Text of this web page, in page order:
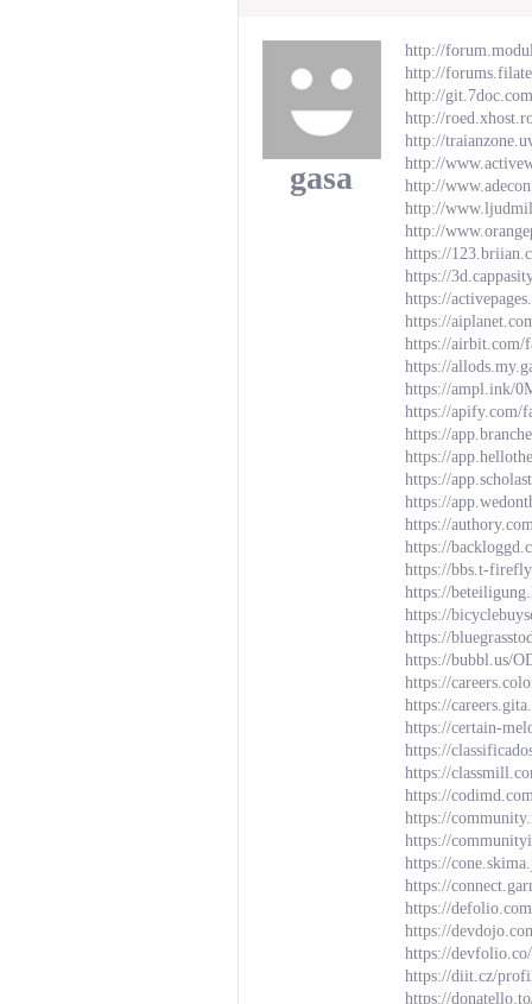
gasa
http://
http://
http://
http://
http://
http://
http://
http://
http://
https://
https://
https://
https://
https://airbit.com/
https://
https://ampl.ink/
https://apify.com/
https://
https://
https://
https://
https://
https://
https://bbs.t-
https://
https://
https://
https://bubbl.us/
https://
https://
https://certain-
https://
https://
https://
https://
https://
https://
https://
https://
https://
https://
https://diit.cz/
https://